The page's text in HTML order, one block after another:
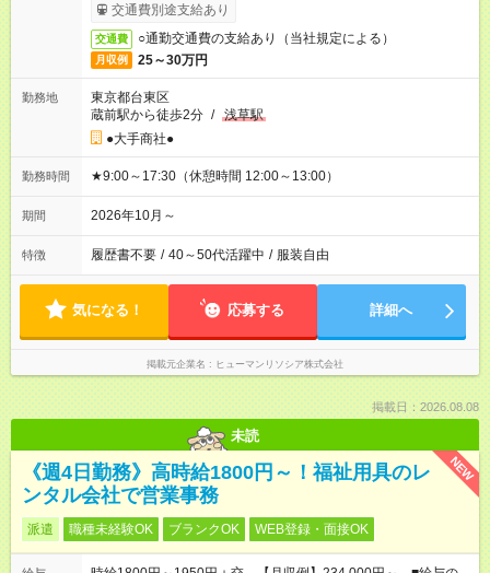
交通費別途支給あり
交通費 ○通勤交通費の支給あり（当社規定による）
月収例 25～30万円
勤務地
東京都台東区
蔵前駅から徒歩2分 / 浅草駅
●大手商社●
勤務時間 ★9:00～17:30（休憩時間 12:00～13:00）
期間 2026年10月～
特徴 履歴書不要 / 40～50代活躍中 / 服装自由
気になる！ 応募する 詳細へ
掲載元企業名 ヒューマンリソシア株式会社
掲載日：2026.08.08
未読
NEW
《週4日勤務》高時給1800円～！福祉用具のレ
ンタル会社で営業事務
派遣 職種未経験OK ブランクOK WEB登録・面接OK